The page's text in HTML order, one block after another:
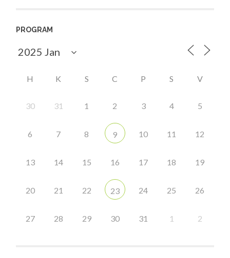
PROGRAM
H K S C P S V
30 31 1 2 3 4 5
6 7 8 9 10 11 12
13 14 15 16 17 18 19
20 21 22 23 24 25 26
27 28 29 30 31 1 2